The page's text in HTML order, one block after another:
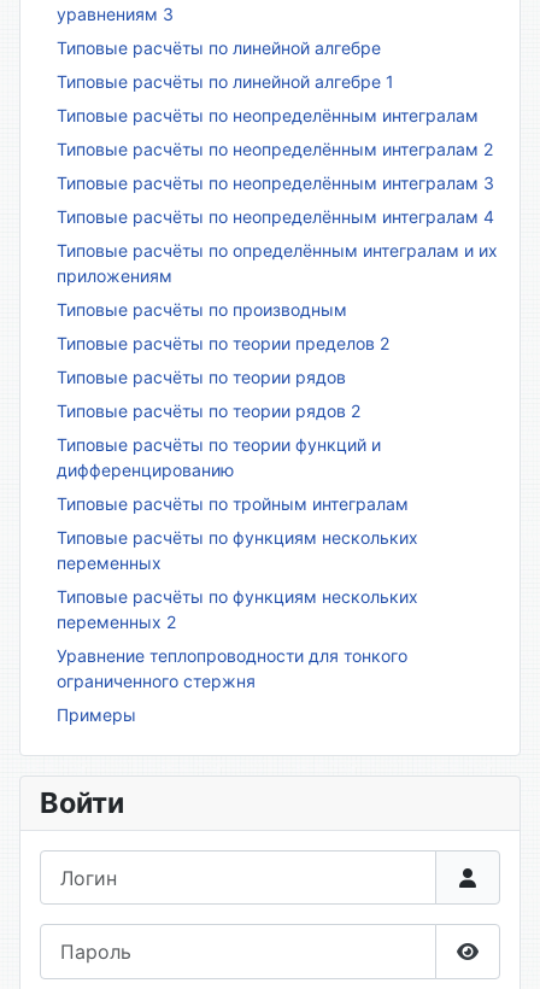
уравнениям 3
Типовые расчёты по линейной алгебре
Типовые расчёты по линейной алгебре 1
Типовые расчёты по неопределённым интегралам
Типовые расчёты по неопределённым интегралам 2
Типовые расчёты по неопределённым интегралам 3
Типовые расчёты по неопределённым интегралам 4
Типовые расчёты по определённым интегралам и их
приложениям
Типовые расчёты по производным
Типовые расчёты по теории пределов 2
Типовые расчёты по теории рядов
Типовые расчёты по теории рядов 2
Типовые расчёты по теории функций и
дифференцированию
Типовые расчёты по тройным интегралам
Типовые расчёты по функциям нескольких
переменных
Типовые расчёты по функциям нескольких
переменных 2
Уравнение теплопроводности для тонкого
ограниченного стержня
Примеры
Войти